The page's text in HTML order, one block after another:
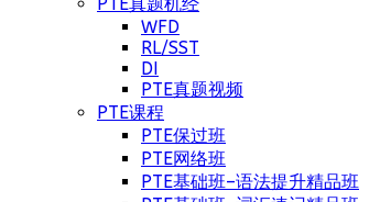
WFD
RL/SST
DI
PTE真题视频
PTE课程
PTE保过班
PTE网络班
PTE基础班–语法提升精品班